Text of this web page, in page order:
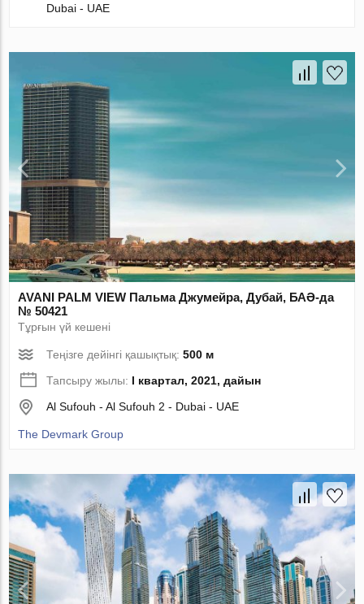
Dubai - UAE
AVANI PALM VIEW Пальма Джумейра, Дубай, БАӘ-да
№ 50421
Тұрғын үй кешені
Теңізге дейінгі қашықтық:500 м
Тапсыру жылы: I квартал, 2021, дайын
Al Sufouh - Al Sufouh 2 - Dubai - UAE
The Devmark Group